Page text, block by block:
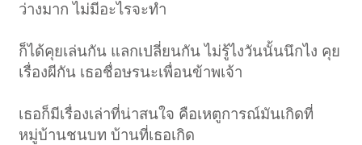
ว่างมาก ไม่มีอะไรจะทำ
ก็ได้คุยเล่นกัน แลกเปลี่ยนกัน ไม่รู้ไงวันนั้นนึกไง คุย
เรื่องผีกัน เธอชื่อษรนะเพื่อนข้าพเจ้า
เธอก็มีเรื่องเล่าที่น่าสนใจ คือเหตูการณ์มันเกิดที่
หมู่บ้านชนบท บ้านที่เธอเกิด